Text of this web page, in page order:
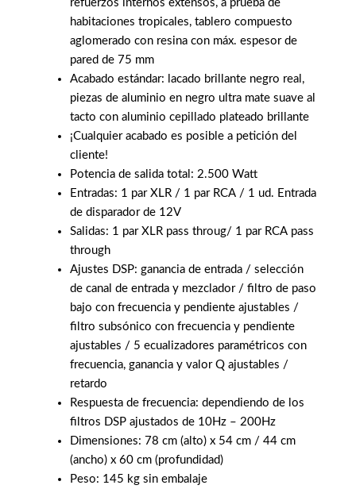
refuerzos internos extensos, a prueba de
habitaciones tropicales, tablero compuesto
aglomerado con resina con máx. espesor de
pared de 75 mm
Acabado estándar: lacado brillante negro real,
piezas de aluminio en negro ultra mate suave al
tacto con aluminio cepillado plateado brillante
¡Cualquier acabado es posible a petición del
cliente!
Potencia de salida total: 2.500 Watt
Entradas: 1 par XLR / 1 par RCA / 1 ud. Entrada
de disparador de 12V
Salidas: 1 par XLR pass throug/ 1 par RCA pass
through
Ajustes DSP: ganancia de entrada / selección
de canal de entrada y mezclador / filtro de paso
bajo con frecuencia y pendiente ajustables /
filtro subsónico con frecuencia y pendiente
ajustables / 5 ecualizadores paramétricos con
frecuencia, ganancia y valor Q ajustables /
retardo
Respuesta de frecuencia: dependiendo de los
filtros DSP ajustados de 10Hz – 200Hz
Dimensiones: 78 cm (alto) x 54 cm / 44 cm
(ancho) x 60 cm (profundidad)
Peso: 145 kg sin embalaje